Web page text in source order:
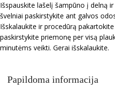
Išspauskite lašelį šampūno į delną
švelniai paskirstykite ant galvos
Išskalaukite ir procedūrą
paskirstykite priemonę per visą
minutėms veikti. Gerai išskalaukite.
Papildoma informacija